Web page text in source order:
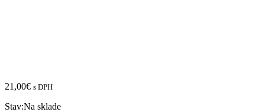
21,00€ s DPH
Stav:Na sklade